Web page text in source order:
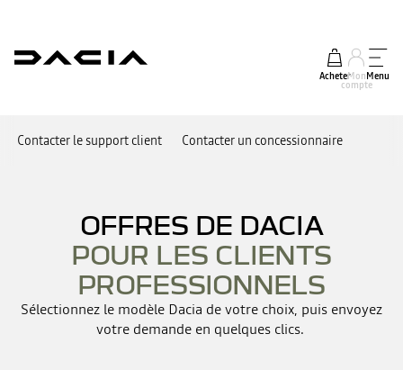
AcheterMon
compte
Menu
Contacter le support client Contacter un concessionnaire
OFFRES DE DACIA
POUR LES CLIENTS
PROFESSIONNELS
Sélectionnez le modèle Dacia de votre choix, puis envoyez
votre demande en quelques clics.